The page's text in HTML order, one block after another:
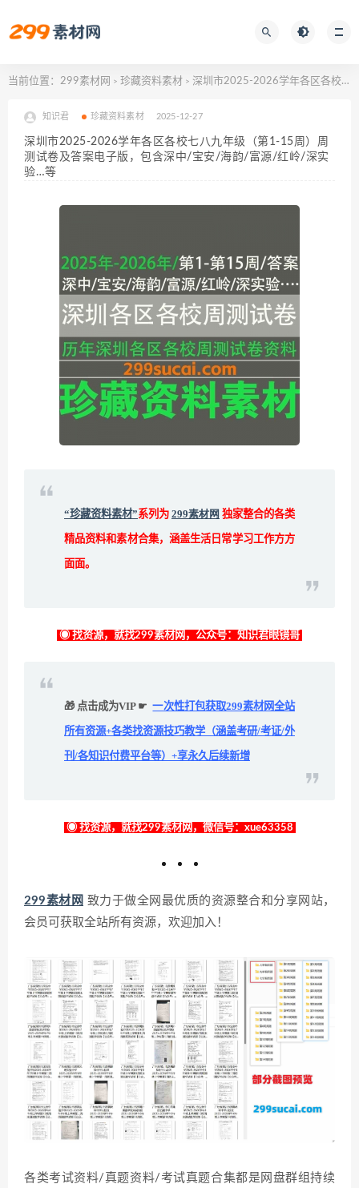
当前位置： 299素材网 > 珍藏资料素材 > 深圳市2025-2026学年各区各校七八九年级（第1-15周）周测试卷及答案电子版，包含深中/宝安/海韵/富源/红岭/深实验…等
知识君 珍藏资料素材 2025-12-27
深圳市2025-2026学年各区各校七八九年级（第1-15周）周
测试卷及答案电子版，包含深中/宝安/海韵/富源/红岭/深实
验…等
“珍藏资料素材”系列为 299素材网 独家整合的各类
精品资料和素材合集，涵盖生活日常学习工作方方
面面。
◉ 找资源，就找299素材网，公众号：知识君眼镜哥
🎁 点击成为VIP ☛ 一次性打包获取299素材网全站
所有资源+各类找资源技巧教学（涵盖考研/考证/外
刊/各知识付费平台等）+享永久后续新增
◉ 找资源，就找299素材网，微信号：xue63358
299素材网 致力于做全网最优质的资源整合和分享网站，
会员可获取全站所有资源，欢迎加入！
各类考试资料/真题资料/考试真题合集都是网盘群组持续